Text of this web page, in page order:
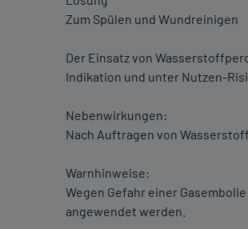
Zum Spülen und Wundreinigen
Der Einsatz von
Indikation und unter Nutzen-
Nebenwirkungen:
Nach Auftragen von
Warnhinweise:
Wegen Gefahr einer
angewendet werden.